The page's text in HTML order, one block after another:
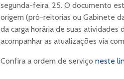
segunda-feira, 25. O documento
origem (pró-reitorias ou Gabinete
da carga horária de suas
acompanhar as atualizações via
Confira a ordem de serviço neste